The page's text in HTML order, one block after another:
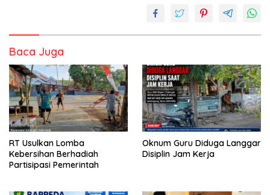
Baca Juga
RT Usulkan Lomba
Kebersihan Berhadiah
Partisipasi Pemerintah
Oknum Guru Diduga Langgar
Disiplin Jam Kerja